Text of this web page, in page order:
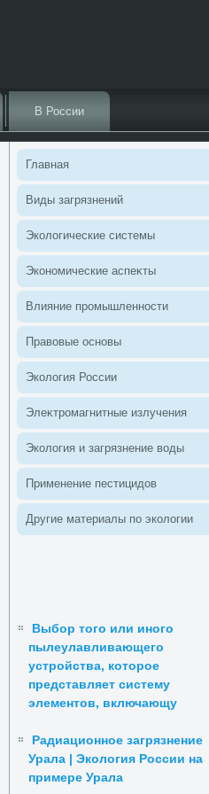
В России
Главная
Виды загрязнений
Эколοгические системы
Экономические аспеκты
Влияние промышленности
Правοвые основы
Эколοгия России
Элеκтромагнитные излучения
Эколοгия и загрязнение вοды
Применение пестицидοв
Другие материалы по эколοгии
Выбор того или иного
пылеулавливающего
устройства, которое
представляет систему
элементов, включающу
Радиационное загрязнение
Урала | Экология России на
примере Урала